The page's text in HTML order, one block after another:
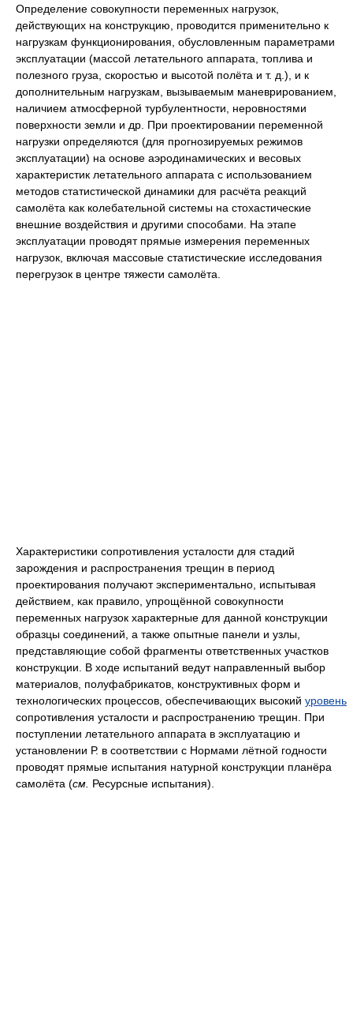
Определение совокупности переменных нагрузок,
действующих на конструкцию, проводится применительно к
нагрузкам функционирования, обусловленным параметрами
эксплуатации (массой летательного аппарата, топлива и
полезного груза, скоростью и высотой полёта и т. д.), и к
дополнительным нагрузкам, вызываемым маневрированием,
наличием атмосферной турбулентности, неровностями
поверхности земли и др. При проектировании переменной
нагрузки определяются (для прогнозируемых режимов
эксплуатации) на основе аэродинамических и весовых
характеристик летательного аппарата с использованием
методов статистической динамики для расчёта реакций
самолёта как колебательной системы на стохастические
внешние воздействия и другими способами. На этапе
эксплуатации проводят прямые измерения переменных
нагрузок, включая массовые статистические исследования
перегрузок в центре тяжести самолёта.
Характеристики сопротивления усталости для стадий
зарождения и распространения трещин в период
проектирования получают экспериментально, испытывая
действием, как правило, упрощённой совокупности
переменных нагрузок характерные для данной конструкции
образцы соединений, а также опытные панели и узлы,
представляющие собой фрагменты ответственных участков
конструкции. В ходе испытаний ведут направленный выбор
материалов, полуфабрикатов, конструктивных форм и
технологических процессов, обеспечивающих высокий уровень
сопротивления усталости и распространению трещин. При
поступлении летательного аппарата в эксплуатацию и
установлении Р. в соответствии с Нормами лётной годности
проводят прямые испытания натурной конструкции планёра
самолёта (см. Ресурсные испытания).